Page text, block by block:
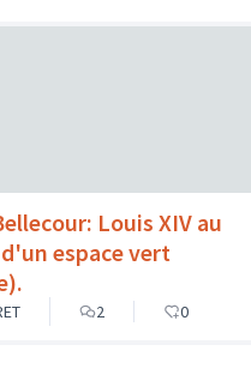
Louis XIV au
espace vert
2 0